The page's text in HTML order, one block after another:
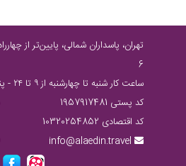
6
ساعت كار شنبه تا چهارشنبه از ٩ تا ٢٤ - پنجشنبه از ٩ تا ١٨ - جمعه از ٩ تا ١٥
کد پستی 1957917481
کد اقتصادی 10320254852
info@alaedin.travel